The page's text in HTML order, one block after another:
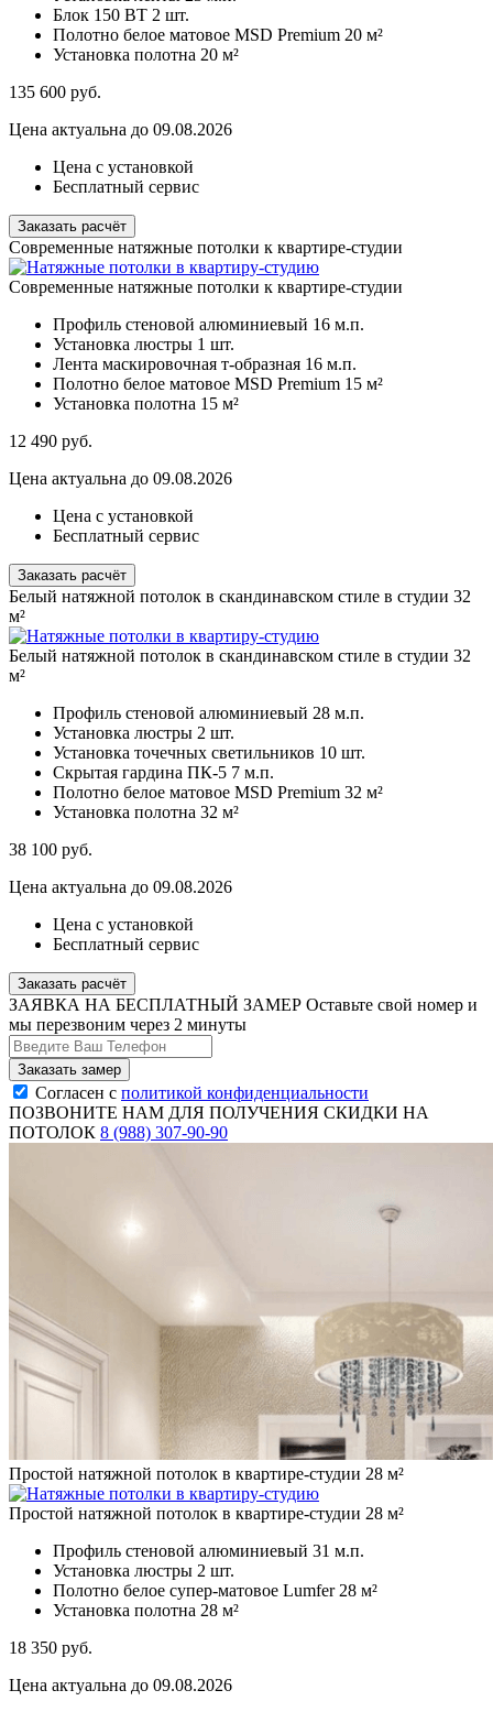
Блок 150 ВТ 2 шт.
Полотно белое матовое MSD Premium 20 м²
Установка полотна 20 м²
135 600 руб.
Цена актуальна до 09.08.2026
Цена с установкой
Бесплатный сервис
Заказать расчёт
Современные натяжные потолки к квартире-студии
Современные натяжные потолки к квартире-студии
Профиль стеновой алюминиевый 16 м.п.
Установка люстры 1 шт.
Лента маскировочная т-образная 16 м.п.
Полотно белое матовое MSD Premium 15 м²
Установка полотна 15 м²
12 490 руб.
Цена актуальна до 09.08.2026
Цена с установкой
Бесплатный сервис
Заказать расчёт
Белый натяжной потолок в скандинавском стиле в студии 32
м²
Белый натяжной потолок в скандинавском стиле в студии 32
м²
Профиль стеновой алюминиевый 28 м.п.
Установка люстры 2 шт.
Установка точечных светильников 10 шт.
Скрытая гардина ПК-5 7 м.п.
Полотно белое матовое MSD Premium 32 м²
Установка полотна 32 м²
38 100 руб.
Цена актуальна до 09.08.2026
Цена с установкой
Бесплатный сервис
Заказать расчёт
ЗАЯВКА НА БЕСПЛАТНЫЙ ЗАМЕР Оставьте свой номер и
мы перезвоним через 2 минуты
Согласен с политикой конфиденциальности
ПОЗВОНИТЕ НАМ ДЛЯ ПОЛУЧЕНИЯ СКИДКИ НА
ПОТОЛОК 8 (988) 307-90-90
Простой натяжной потолок в квартире-студии 28 м²
Простой натяжной потолок в квартире-студии 28 м²
Профиль стеновой алюминиевый 31 м.п.
Установка люстры 2 шт.
Полотно белое супер-матовое Lumfer 28 м²
Установка полотна 28 м²
18 350 руб.
Цена актуальна до 09.08.2026